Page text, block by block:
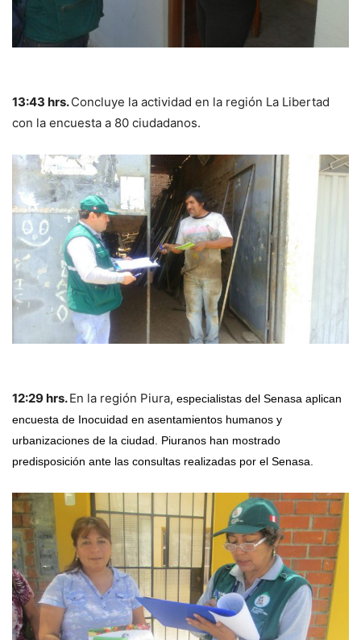
13:43 hrs.Concluye la actividad en la región La Libertad
con la encuesta a 80 ciudadanos.
12:29 hrs.En la región Piura, especialistas del Senasa aplican
encuesta de Inocuidad en asentamientos humanos y
urbanizaciones de la ciudad. Piuranos han mostrado
predisposición ante las consultas realizadas por el Senasa.